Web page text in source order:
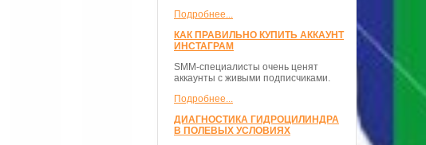
Подробнее...
КАК ПРАВИЛЬНО КУПИТЬ АККАУНТ
ИНСТАГРАМ
SMM-специалисты очень ценят
аккаунты с живыми подписчиками.
Подробнее...
ДИАГНОСТИКА ГИДРОЦИЛИНДРА
В ПОЛЕВЫХ УСЛОВИЯХ